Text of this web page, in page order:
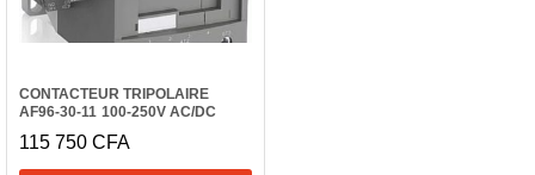
CONTACTEUR TRIPOLAIRE
AF96-30-11 100-250V AC/DC
115 750 CFA